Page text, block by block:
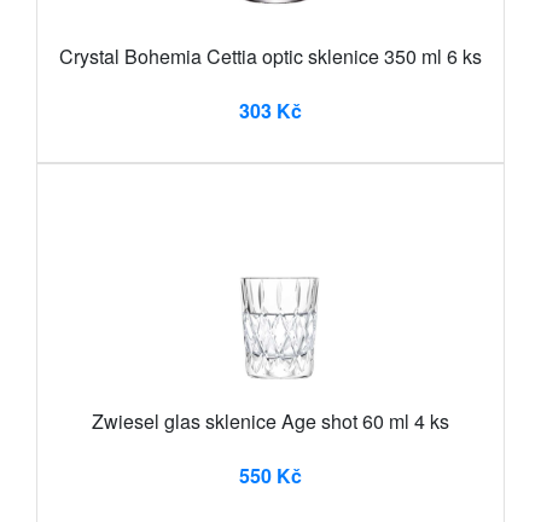
Crystal Bohemia Cettia optic sklenice 350 ml 6 ks
303 Kč
Zwiesel glas sklenice Age shot 60 ml 4 ks
550 Kč